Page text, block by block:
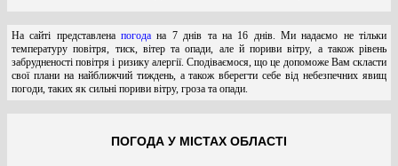
На сайті представленапогода на 7 днів та на 16 днів. Ми надаємо не тільки
температуру повітря, тиск, вітер та опади, але й пориви вітру, а також рівень
забрудненості повітря і ризику алергії. Сподіваємося, що це допоможе Вам скласти
свої плани на найближчий тиждень, а також вберегти себе від небезпечних явищ
погоди, таких як сильні пориви вітру, гроза та опади.
ПОГОДА У МІСТАХ ОБЛАСТІ